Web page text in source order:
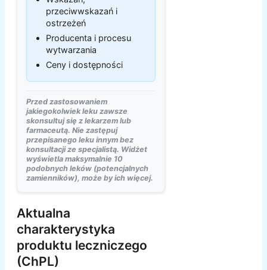
przeciwwskazań i
ostrzeżeń
Producenta i procesu
wytwarzania
Ceny i dostępności
Przed zastosowaniem
jakiegokolwiek leku zawsze
skonsultuj się z lekarzem lub
farmaceutą. Nie zastępuj
przepisanego leku innym bez
konsultacji ze specjalistą. Widżet
wyświetla maksymalnie 10
podobnych leków (potencjalnych
zamienników), może by ich więcej.
Aktualna
charakterystyka
produktu leczniczego
(ChPL)